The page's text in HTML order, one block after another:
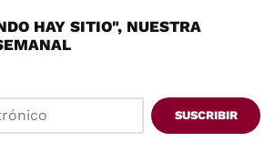
HAY SITIO", NUESTRA
SUSCRIBIR